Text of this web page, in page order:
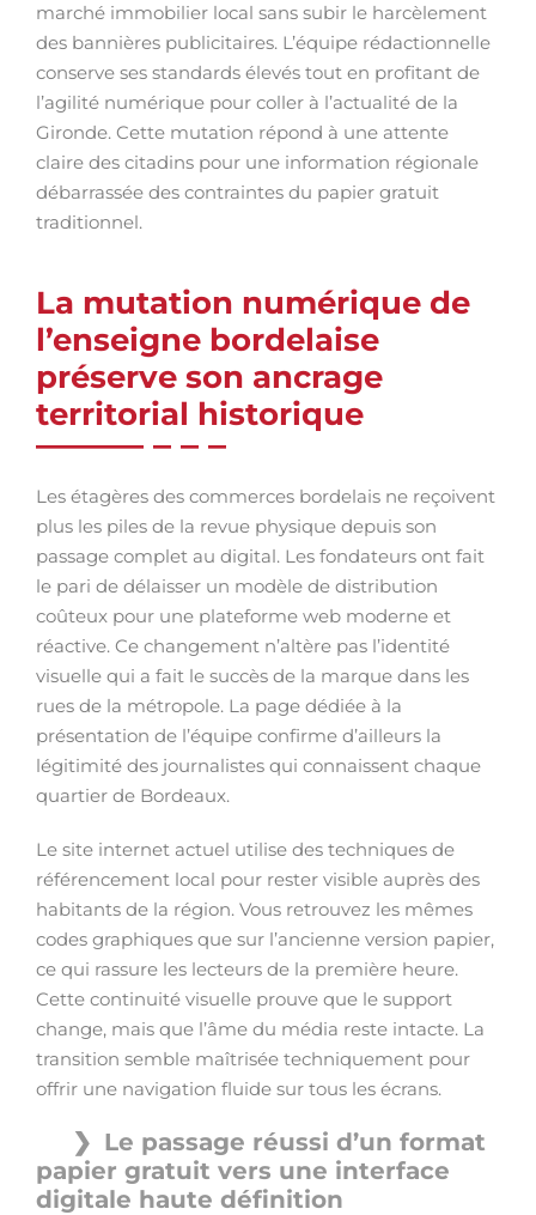
marché immobilier local sans subir le harcèlement
des bannières publicitaires. L’équipe rédactionnelle
conserve ses standards élevés tout en profitant de
l’agilité numérique pour coller à l’actualité de la
Gironde. Cette mutation répond à une attente
claire des citadins pour une information régionale
débarrassée des contraintes du papier gratuit
traditionnel.
La mutation numérique de
l’enseigne bordelaise
préserve son ancrage
territorial historique
Les étagères des commerces bordelais ne reçoivent
plus les piles de la revue physique depuis son
passage complet au digital. Les fondateurs ont fait
le pari de délaisser un modèle de distribution
coûteux pour une plateforme web moderne et
réactive. Ce changement n’altère pas l’identité
visuelle qui a fait le succès de la marque dans les
rues de la métropole. La page dédiée à la
présentation de l’équipe confirme d’ailleurs la
légitimité des journalistes qui connaissent chaque
quartier de Bordeaux.
Le site internet actuel utilise des techniques de
référencement local pour rester visible auprès des
habitants de la région. Vous retrouvez les mêmes
codes graphiques que sur l’ancienne version papier,
ce qui rassure les lecteurs de la première heure.
Cette continuité visuelle prouve que le support
change, mais que l’âme du média reste intacte. La
transition semble maîtrisée techniquement pour
offrir une navigation fluide sur tous les écrans.
Le passage réussi d’un format
papier gratuit vers une interface
digitale haute définition